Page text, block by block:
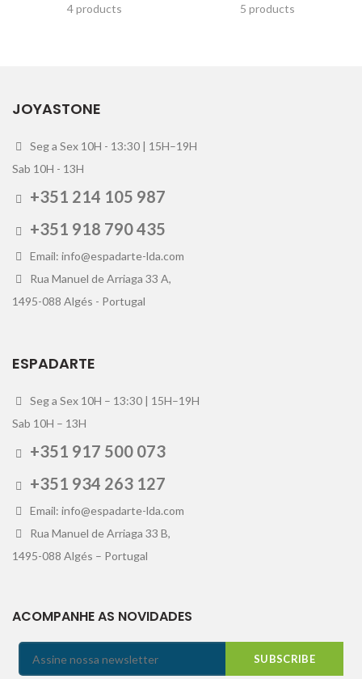
4 products 5 products
JOYASTONE
Seg a Sex 10H - 13:30 | 15H–19H
Sab 10H - 13H
+351 214 105 987
+351 918 790 435
Email: info@espadarte-lda.com
Rua Manuel de Arriaga 33 A,
1495-088 Algés - Portugal
ESPADARTE
Seg a Sex 10H – 13:30 | 15H–19H
Sab 10H – 13H
+351 917 500 073
+351 934 263 127
Email: info@espadarte-lda.com
Rua Manuel de Arriaga 33 B,
1495-088 Algés – Portugal
ACOMPANHE AS NOVIDADES